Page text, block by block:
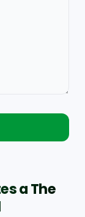
a The